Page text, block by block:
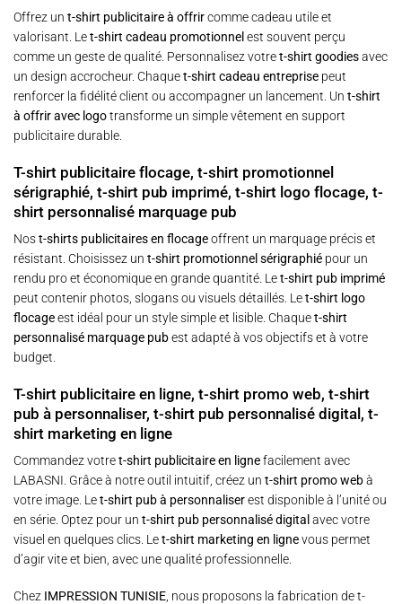
Offrez un t-shirt publicitaire à offrircomme cadeau utile et
valorisant. Let-shirt cadeau promotionnel est souvent perçu
comme un geste de qualité. Personnalisez votret-shirt goodiesavec
un design accrocheur. Chaquet-shirt cadeau entreprise peut
renforcer la fidélité client ou accompagner un lancement. Un t-shirt
à offrir avec logotransforme un simple vêtement en support
publicitaire durable.
T-shirt publicitaire flocage, t-shirt promotionnel
sérigraphié, t-shirt pub imprimé, t-shirt logo flocage, t-
shirt personnalisé marquage pub
Nost-shirts publicitaires en flocageoffrent un marquage précis et
résistant. Choisissez un t-shirt promotionnel sérigraphié pour un
rendu pro et économique en grande quantité. Let-shirt pub imprimé
peut contenir photos, slogans ou visuels détaillés. Let-shirt logo
flocageest idéal pour un style simple et lisible. Chaquet-shirt
personnalisé marquage pubest adapté à vos objectifs et à votre
budget.
T-shirt publicitaire en ligne, t-shirt promo web, t-shirt
pub à personnaliser, t-shirt pub personnalisé digital, t-
shirt marketing en ligne
Commandez votret-shirt publicitaire en lignefacilement avec
LABASNI. Grâce à notre outil intuitif, créez un t-shirt promo webà
votre image. Let-shirt pub à personnaliserest disponible à l’unité ou
en série. Optez pour un t-shirt pub personnalisé digital avec votre
visuel en quelques clics. Let-shirt marketing en lignevous permet
d’agir vite et bien, avec une qualité professionnelle.
Chez IMPRESSION TUNISIE , nous proposons la fabrication det-